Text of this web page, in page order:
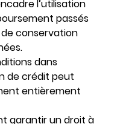
l’utilisation
passés
conservation
dans
de crédit peut
entièrement
garantir un droit à